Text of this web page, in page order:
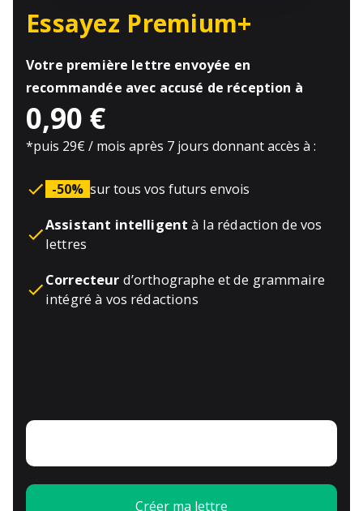
Essayez Premium+
Votre première lettre envoyée en
recommandée avec accusé de réception à
0,90 €
*puis 29€ / mois après 7 jours donnant accès à :
-50% sur tous vos futurs envois
Assistant intelligentà la rédaction de vos
lettres
Correcteur d’orthographe et de grammaire
intégré à vos rédactions
Créer ma lettre